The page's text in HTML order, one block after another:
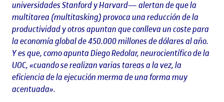
universidades Stanford y Harvard— alertan de que la
multitarea (multitasking) provoca una reducción de la
productividad y otros apuntan que conlleva un coste para
la economía global de 450.000 millones de dólares al año.
Y es que, como apunta Diego Redolar, neurocientífico de la
UOC, «cuando se realizan varias tareas a la vez, la
eficiencia de la ejecución merma de una forma muy
acentuada».